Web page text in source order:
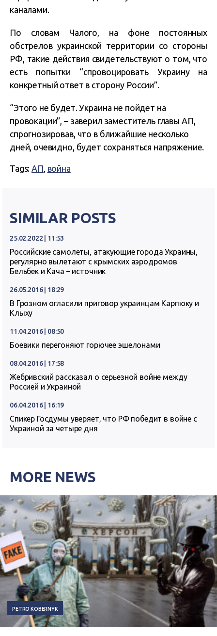
каналами.
По словам Чалого, на фоне постоянных
обстрелов украинской территории со стороны
РФ, такие действия свидетельствуют о том, что
есть попытки “спровоцировать Украину на
конкретный ответ в сторону России”.
“Этого не будет. Украина не пойдет на
провокации”, – заверил заместитель главы АП,
спрогнозировав, что в ближайшие несколько
дней, очевидно, будет сохраняться напряжение.
Tags:АП, война
SIMILAR POSTS
25.02.2022 | 11:53
Российские самолеты, атакующие города Украины,
регулярно вылетают с крымских аэродромов
Бельбек и Кача – источник
26.05.2016 | 18:29
В Грозном огласили приговор украинцам Карпюку и
Клыху
11.04.2016 | 08:50
Боевики перегоняют горючее эшелонами
08.04.2016 | 17:58
Жебривский рассказал о серьезной войне между
Россией и Украиной
06.04.2016 | 16:19
Спикер Госдумы уверяет, что РФ победит в войне с
Украиной за четыре дня
MORE NEWS
PETRO KOBERNYK